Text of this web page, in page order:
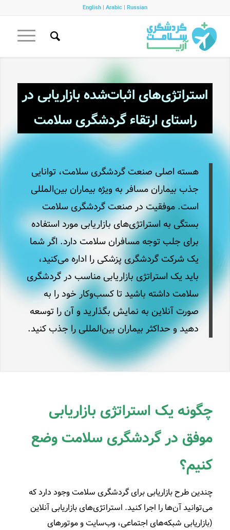
English | Arabic | Russian
استراتژی‌های اثبات‌شده بازاریابی در
راستای ارتقاء گردشگری سلامت
هسته اصلی صنعت گردشگری سلامت، توانایی
جذب بیماران مسافر به ویژه بیماران بین‌المللی
است. موفقیت در صنعت گردشگری سلامت
بستگی به استراتژی‌های بازاریابی مورد استفاده
برای جلب توجه مسافران سلامت دارد. اگر شما
یک شرکت گردشگری پزشکی را اداره می‌کنید،
باید یک استراتژی بازاریابی مناسب در گردشگری
سلامت داشته باشید تا کسب‌وکار خود را به
صورت آنلاین به نمایش بگذارید و آن را توسعه
دهید و حداکثر بیماران بین‌المللی را جذب کنید.
چگونه یک استراتژی بازاریابی
موفق در گردشگری سلامت وضع
کنیم؟
چندین طرح بازاریابی برای گردشگری سلامت وجود دارد که
می‌توانید آن‌ها را اجرا کنید. استراتژی‌های بازاریابی آنلاین
(بازاریابی شبکه‌های اجتماعی، وب‌سایت و موتورهای